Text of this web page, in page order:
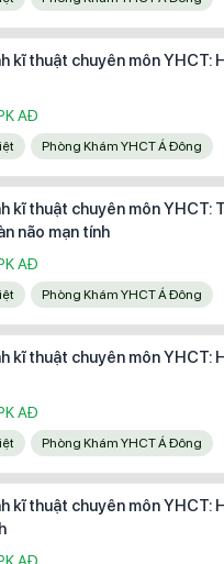
kĩ thuật chuyên môn YHCT:
AĐ
Phòng Khám YHCT Á Đông
kĩ thuật chuyên môn YHCT:
não mạn tính
AĐ
Phòng Khám YHCT Á Đông
kĩ thuật chuyên môn YHCT:
AĐ
Phòng Khám YHCT Á Đông
kĩ thuật chuyên môn YHCT:
AĐ